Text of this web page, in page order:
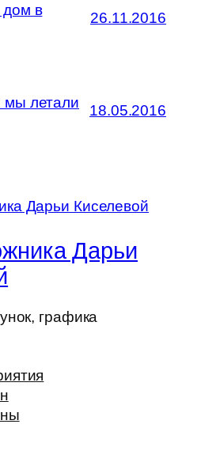
дом в
26.11.2016
мы летали
18.05.2016
Дарьи
графика